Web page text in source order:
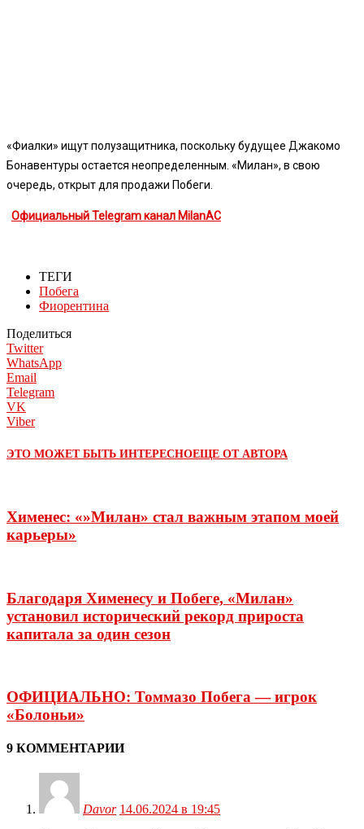
«Фиалки» ищут полузащитника, поскольку будущее Джакомо
Бонавентуры остается неопределенным. «Милан», в свою
очередь, открыт для продажи Побеги.
Официальный Telegram канал MilanAC
ТЕГИ
Побега
Фиорентина
Поделиться
Twitter
WhatsApp
Email
Telegram
VK
Viber
ЭТО МОЖЕТ БЫТЬ ИНТЕРЕСНОЕЩЕ ОТ АВТОРА
Хименес: «»Милан» стал важным этапом моей
карьеры»
Благодаря Хименесу и Побеге, «Милан»
установил исторический рекорд прироста
капитала за один сезон
ОФИЦИАЛЬНО: Томмазо Побега — игрок
«Болоньи»
9 КОММЕНТАРИИ
Davor 14.06.2024 в 19:45